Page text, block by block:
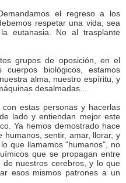
el regreso a los
respetar una vida, sea
eutanasia. No al trasplante
grupos de oposición, en el
cuerpos biológicos, estamos
alma, nuestro espíritu, y
desalmadas...
con estas personas y hacerlas
lado y entiendan mejor este
Ya hemos demostrado hace
sentir, amar, llorar, y
que llamamos "humanos", no
que se propagan entre
nuestros cerebros, y lo que
esos mismos patrones a un